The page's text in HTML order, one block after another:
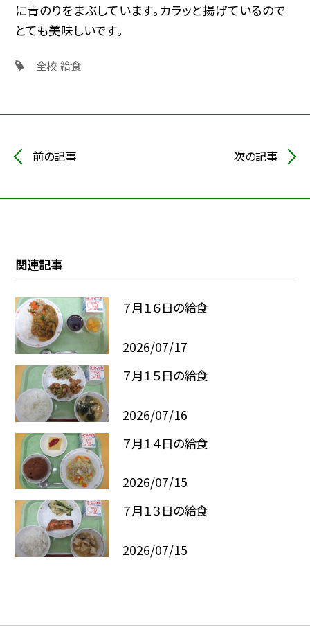
に青のりをまぶしています。カラッと揚げているので
とても美味しいです。
全校 給食
前の記事 次の記事
関連記事
７月１６日の給食
2026/07/17
７月１５日の給食
2026/07/16
７月１４日の給食
2026/07/15
７月１３日の給食
2026/07/15